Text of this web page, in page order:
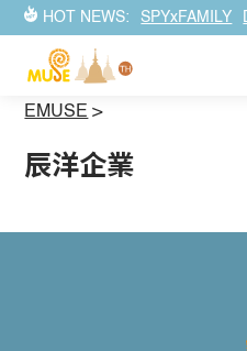
HOT NEWS: SPYxFAMILY
EMUSE >
辰洋企業